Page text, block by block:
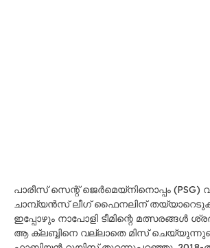
പാരീസ് സെന്റ് ജെർമെയ്‌നിനൊപ്പം
ചാമ്പ്യൻസ് ലീഗ് ഫൈനലിന്
ഇപ്പോഴും നാപോളി ടീമിന്റെ മത്സരങ്ങൾ
ആ ക്ലബ്ബിനെ വല്ലാതെ മിസ്